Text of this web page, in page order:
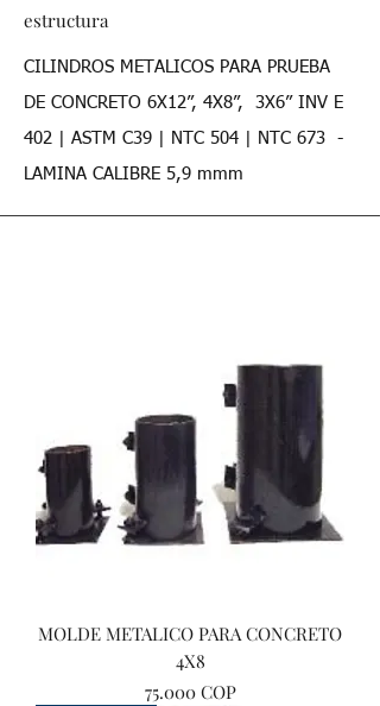
estructura
CILINDROS METALICOS PARA PRUEBA
DE CONCRETO 6X12”, 4X8”, 3X6” INV E
402 | ASTM C39 | NTC 504 | NTC 673 -
LAMINA CALIBRE 5,9 mmm
MOLDE METALICO PARA CONCRETO
4X8
Precio
75.000 COP